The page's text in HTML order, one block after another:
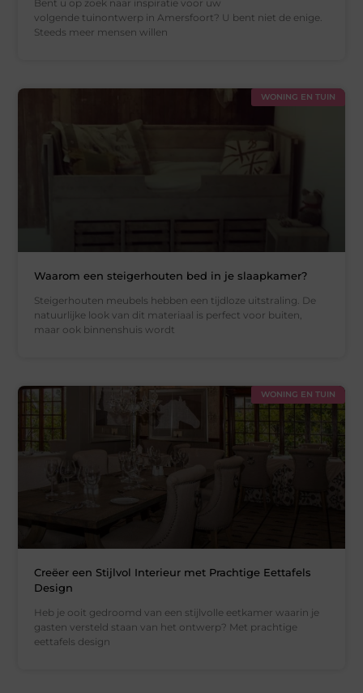
Bent u op zoek naar inspiratie voor uw
volgende tuinontwerp in Amersfoort? U bent niet de enige.
Steeds meer mensen willen
WONING EN TUIN
Waarom een steigerhouten bed in je slaapkamer?
Steigerhouten meubels hebben een tijdloze uitstraling. De
natuurlijke look van dit materiaal is perfect voor buiten,
maar ook binnenshuis wordt
WONING EN TUIN
Creëer een Stijlvol Interieur met Prachtige Eettafels
Design
Heb je ooit gedroomd van een stijlvolle eetkamer waarin je
gasten versteld staan van het ontwerp? Met prachtige
eettafels design